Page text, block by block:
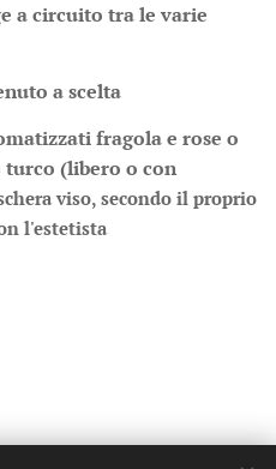
a circuito tra le varie
a scelta
fragola e rose o
turco (libero o con
viso, secondo il proprio
l'estetista